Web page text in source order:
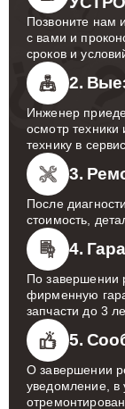
Позвоните нам
с вами и
сроков и
2.
Инженер
осмотр техники
технику в сервис.
3.
После
стоимость,
4.
По завершении
фирменную
запчасти до 3
5.
О завершении
уведомление, в